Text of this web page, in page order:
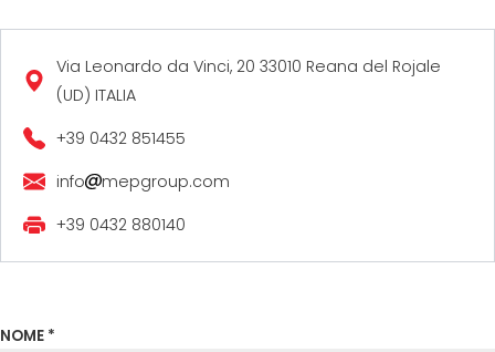
TAGLIO A MISURA
PIEGA / SAGOMATURA
PALI / GABBIE
TRALICCIO
NEWS
CONTATTI
LAVORA CON NOI
MEP NEL MONDO
Via Leonardo da Vinci, 20 33010 Reana del Rojale
(UD) ITALIA
+39 0432 851455
info
mepgroup.com
+39 0432 880140
NOME *